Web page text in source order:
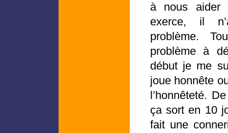
à nous aider
exerce, il
problème.
problème à
début je me
joue honnête
l’honnêteté.
ça sort en 10
fait une